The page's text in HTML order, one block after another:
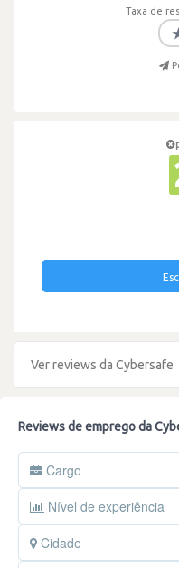
Taxa de
Ver reviews da Cybersafe
Reviews de emprego da
Cargo
Nível de experiência
Cidade